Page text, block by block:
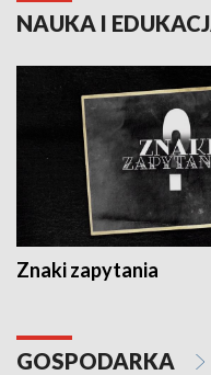
NAUKA I
Znaki zapytania
GOSPODARKA